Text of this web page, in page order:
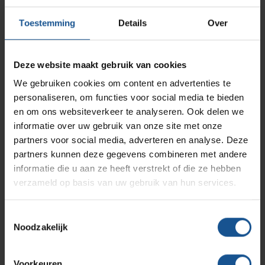
Toestemming Details Over
Deze website maakt gebruik van cookies
We gebruiken cookies om content en advertenties te
personaliseren, om functies voor social media te bieden
en om ons websiteverkeer te analyseren. Ook delen we
informatie over uw gebruik van onze site met onze
partners voor social media, adverteren en analyse. Deze
partners kunnen deze gegevens combineren met andere
informatie die u aan ze heeft verstrekt of die ze hebben
verzameld op basis van uw gebruik van hun services.
Noodzakelijk
Aantal stuks
Accessoires
Naaldencontainer omdoos
Branche
Afvalinzamelaars, Laboratoria, Ziekenhuizen en klinieken,
Zorginstellingen
Breedte
151
151
Duurzaam geproduceerd
Branches
Ziekenhuizen en klinieken
Solutions
RVS Werkplekinrichting
Modulaire Inrichtingssystemen
Productlijnen
Medische afvalverpakkingen
Infectiepreventie en hygiëne
Opslagmogelijkheden
Assortiment
Onze merken
Hammerlit
Septodry
Metro
Zarges
AP Medical
Contact
Ons team
Klantcases
Vacatures